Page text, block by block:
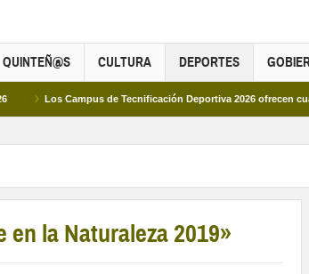
QUINTEÑ@S CULTURA DEPORTES
Campus de Tecnificación Deportiva 2026 ofrecen cuatro
la Naturaleza 2019»